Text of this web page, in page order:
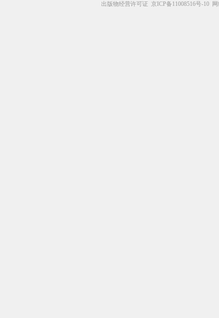
出版物经营许可证 京ICP备11008516号-10